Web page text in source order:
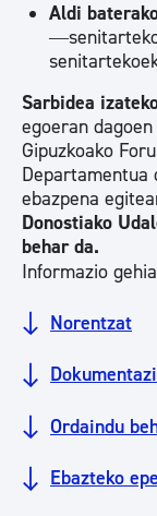
Aldi
Sarbidea
egoeran
Gipuzkoako
Departamentua
ebazpena
Donostiako
behar da.
Informazio
Norentzat
Ordaindu
Ebazteko